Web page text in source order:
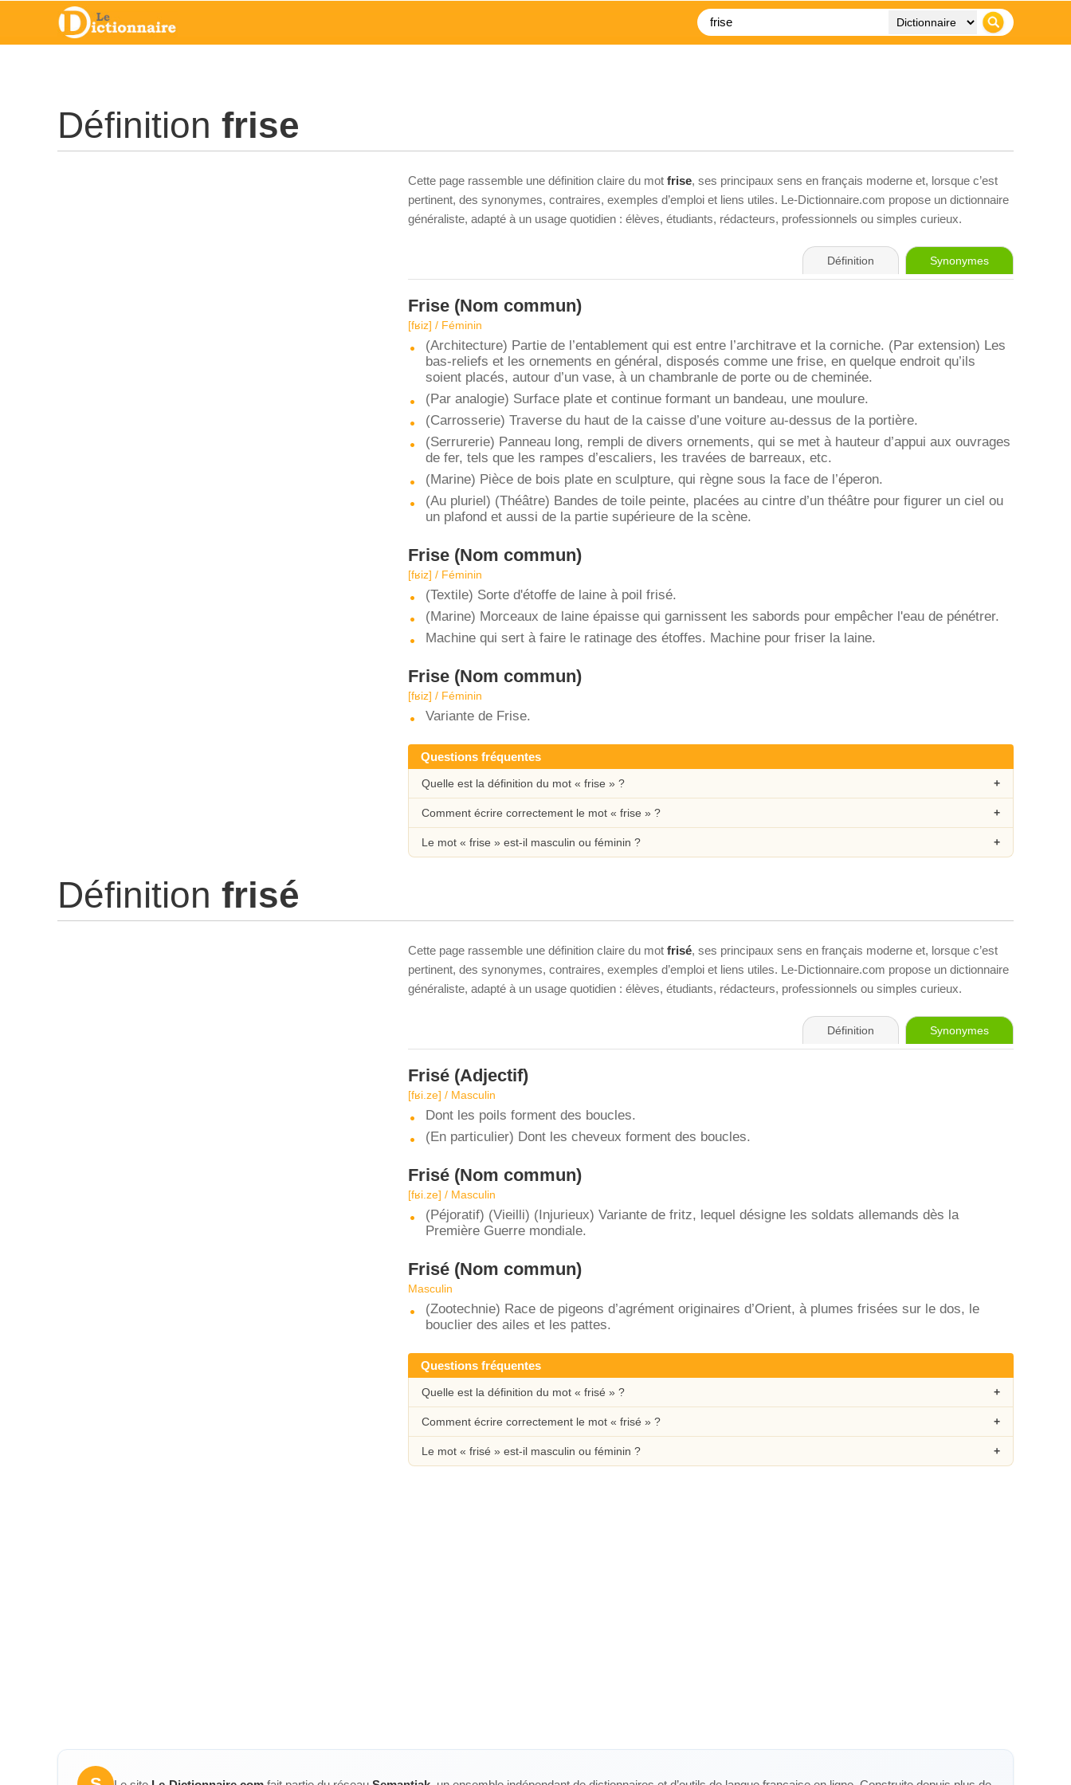
Définition frise
Cette page rassemble une définition claire du mot frise, ses principaux sens en français moderne et, lorsque c’est
pertinent, des synonymes, contraires, exemples d’emploi et liens utiles. Le-Dictionnaire.com propose un dictionnaire
généraliste, adapté à un usage quotidien : élèves, étudiants, rédacteurs, professionnels ou simples curieux.
Définition Synonymes
Frise (Nom commun)
[fʁiz] / Féminin
(Architecture) Partie de l’entablement qui est entre l’architrave et la corniche. (Par extension) Les
bas-reliefs et les ornements en général, disposés comme une frise, en quelque endroit qu’ils
soient placés, autour d’un vase, à un chambranle de porte ou de cheminée.
(Par analogie) Surface plate et continue formant un bandeau, une moulure.
(Carrosserie) Traverse du haut de la caisse d’une voiture au-dessus de la portière.
(Serrurerie) Panneau long, rempli de divers ornements, qui se met à hauteur d’appui aux ouvrages
de fer, tels que les rampes d’escaliers, les travées de barreaux, etc.
(Marine) Pièce de bois plate en sculpture, qui règne sous la face de l’éperon.
(Au pluriel) (Théâtre) Bandes de toile peinte, placées au cintre d’un théâtre pour figurer un ciel ou
un plafond et aussi de la partie supérieure de la scène.
Frise (Nom commun)
[fʁiz] / Féminin
(Textile) Sorte d'étoffe de laine à poil frisé.
(Marine) Morceaux de laine épaisse qui garnissent les sabords pour empêcher l'eau de pénétrer.
Machine qui sert à faire le ratinage des étoffes. Machine pour friser la laine.
Frise (Nom commun)
[fʁiz] / Féminin
Variante de Frise.
Questions fréquentes
Quelle est la définition du mot « frise » ?
Comment écrire correctement le mot « frise » ?
Le mot « frise » est-il masculin ou féminin ?
Définition frisé
Cette page rassemble une définition claire du mot frisé, ses principaux sens en français moderne et, lorsque c’est
pertinent, des synonymes, contraires, exemples d’emploi et liens utiles. Le-Dictionnaire.com propose un dictionnaire
généraliste, adapté à un usage quotidien : élèves, étudiants, rédacteurs, professionnels ou simples curieux.
Définition Synonymes
Frisé (Adjectif)
[fʁi.ze] / Masculin
Dont les poils forment des boucles.
(En particulier) Dont les cheveux forment des boucles.
Frisé (Nom commun)
[fʁi.ze] / Masculin
(Péjoratif) (Vieilli) (Injurieux) Variante de fritz, lequel désigne les soldats allemands dès la
Première Guerre mondiale.
Frisé (Nom commun)
Masculin
(Zootechnie) Race de pigeons d’agrément originaires d’Orient, à plumes frisées sur le dos, le
bouclier des ailes et les pattes.
Questions fréquentes
Quelle est la définition du mot « frisé » ?
Comment écrire correctement le mot « frisé » ?
Le mot « frisé » est-il masculin ou féminin ?